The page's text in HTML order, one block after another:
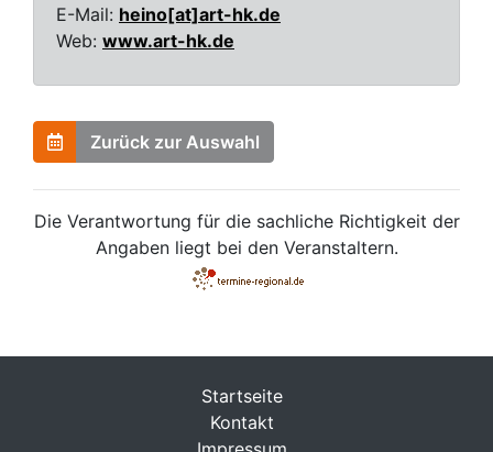
E-Mail: heino[at]art-hk.de
Web: www.art-hk.de
Zurück zur Auswahl
Die Verantwortung für die sachliche Richtigkeit der
Angaben liegt bei den Veranstaltern.
Startseite
Kontakt